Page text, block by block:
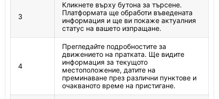
3
Кликнете върху бутона за търсене.
Платформата ще обработи въведената
информация и ще ви покаже актуалния
статус на вашето изпращане.
4
Прегледайте подробностите за
движението на пратката. Ще видите
информация за текущото
местоположение, датите на
преминаване през различни пунктове и
очакваното време на пристигане.